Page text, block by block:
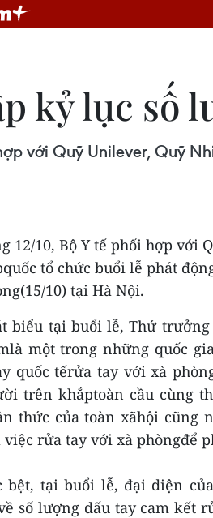
kỷ lục số
với Quỹ Unilever, Quỹ
12/10, Bộ Y tế phối hợp với
tổ chức buổi lễ phát
10) tại Hà Nội.
biểu tại buổi lễ, Thứ
một trong những quốc
quốc tếrửa tay với xà
trên khắptoàn cầu cùng
thức của toàn xãhội cũng
việc rửa tay với xà phòngđể
bệt, tại buổi lễ, đại diện
số lượng dấu tay cam kết